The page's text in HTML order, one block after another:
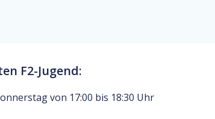
F2-Jugend:
von 17:00 bis 18:30 Uhr